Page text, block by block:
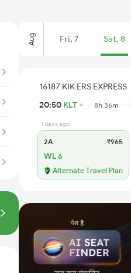
Aug Fri, 7 Sat, 8
16187 KIK ERS EXPRESS
20:50 KLT 8h 36m
1 days ago
2A ₹965
WL 6
Alternate Travel Plan